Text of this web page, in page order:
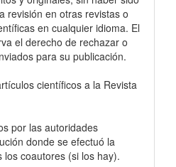
revisión en otras revistas o
en cualquier idioma. El
el derecho de rechazar o
para su publicación.
científicos a la Revista
por las autoridades
donde se efectuó la
coautores (si los hay).